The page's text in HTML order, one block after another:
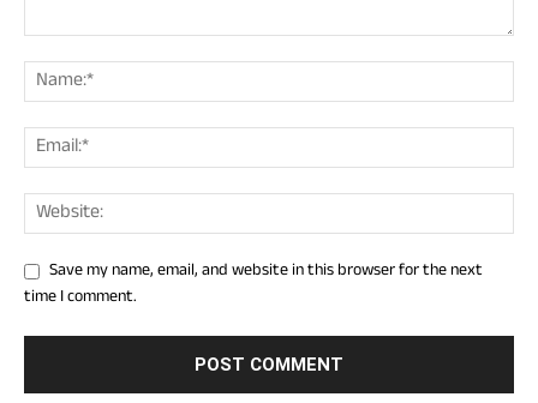
Save my name, email, and website in this browser for the next
time I comment.